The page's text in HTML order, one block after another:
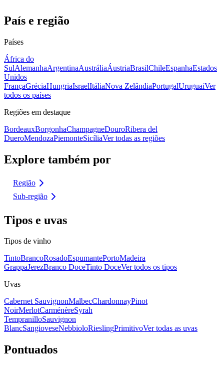
País e região
Países
África do
SulAlemanhaArgentinaAustráliaÁustriaBrasilChileEspanhaEstados
Unidos
FrançaGréciaHungriaIsraelItáliaNova ZelândiaPortugalUruguaiVer
todos os países
Regiões em destaque
BordeauxBorgonhaChampagneDouroRibera del
DueroMendozaPiemonteSicíliaVer todas as regiões
Explore também por
Região
Sub-região
Tipos e uvas
Tipos de vinho
TintoBrancoRosadoEspumantePortoMadeira
GrappaJerezBranco DoceTinto DoceVer todos os tipos
Uvas
Cabernet SauvignonMalbecChardonnayPinot
NoirMerlotCarménèreSyrah
TempranilloSauvignon
BlancSangioveseNebbioloRieslingPrimitivoVer todas as uvas
Pontuados